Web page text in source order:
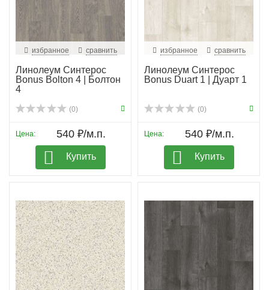
избранное сравнить
Линолеум Синтерос
Bonus Bolton 4 | Болтон
4
(0)
Цена: 540 ₽/м.п.
Купить
избранное сравнить
Линолеум Синтерос
Bonus Duart 1 | Дуарт 1
(0)
Цена: 540 ₽/м.п.
Купить